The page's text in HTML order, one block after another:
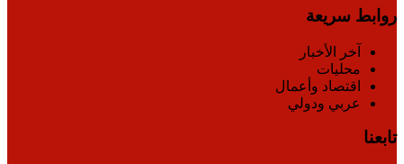
روابط سريعة
آخر الأخبار
محليات
اقتصاد وأعمال
عربي ودولي
تابعنا